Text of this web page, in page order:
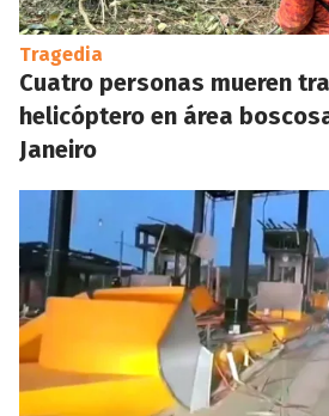
Tragedia
Cuatro personas mueren
helicóptero en área
Janeiro